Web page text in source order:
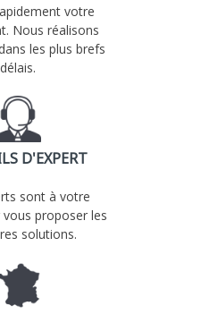
votre
Nous réalisons
les plus brefs
délais.
D'EXPERT
sont à votre
proposer les
solutions.